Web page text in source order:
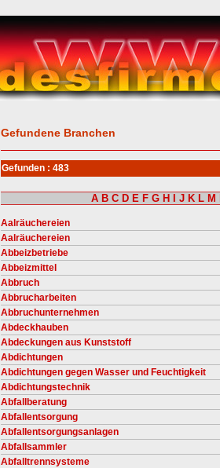
Gefundene Branchen
Gefunden : 483
A B C D E F G H J K L M
Aalräuchereien
Aalräuchereien
Abbeizbetriebe
Abbeizmittel
Abbruch
Abbrucharbeiten
Abbruchunternehmen
Abdeckhauben
Abdeckungen aus Kunststoff
Abdichtungen
Abdichtungen gegen Wasser und Feuchtigkeit
Abdichtungstechnik
Abfallberatung
Abfallentsorgung
Abfallentsorgungsanlagen
Abfallsammler
Abfalltrennsysteme